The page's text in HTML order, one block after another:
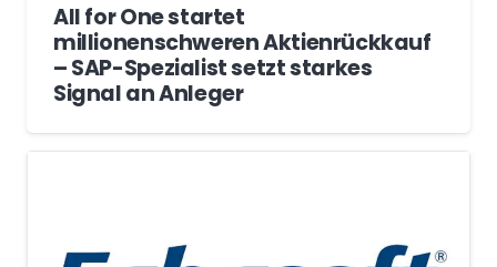
All for One startet
millionenschweren Aktienrückkauf
– SAP-Spezialist setzt starkes
Signal an Anleger